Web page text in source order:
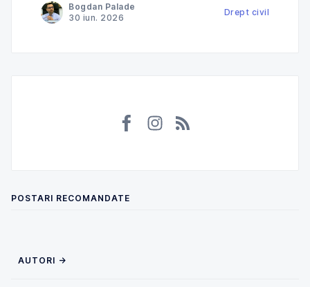
încerca să taxeze în România venituri deja
impozitate în Norvegia și ce
Bogdan Palade
30 iun. 2026
Drept civil
POSTARI RECOMANDATE
AUTORI →